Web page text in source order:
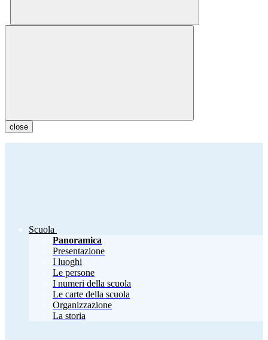
close
Scuola
Panoramica
Presentazione
I luoghi
Le persone
I numeri della scuola
Le carte della scuola
Organizzazione
La storia